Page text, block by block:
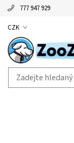
777 947 929
CZK